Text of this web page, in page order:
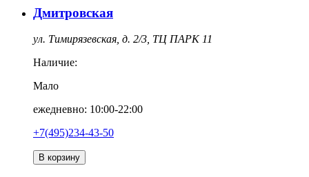
Дмитровская
ул. Тимирязевская, д. 2/3, ТЦ ПАРК 11
Наличие:
Мало
ежедневно: 10:00-22:00
+7(495)234-43-50
В корзину